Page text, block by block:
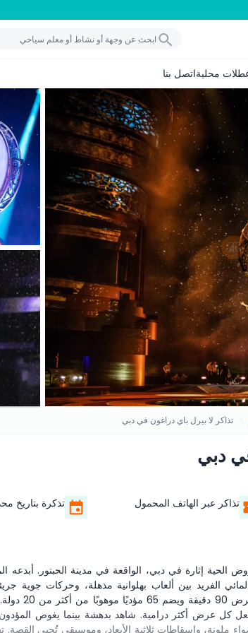
محليةاتصل بنا
تذاكر لا بيرل باي دراغون في دبي
دبي
تذاكر عبر الهاتف المحمول تذكرة بتاريخ
إثارة في دبي، الواقعة في مدينة الحبتور. أبدعه
الفريد بين ألعاب بهلوانية مذهلة، وحركات جوية
مدهشة ليخلق عرضًا
كل عرض أكثر درامية. شاهد بدهشة بينما يغوص
ملونة، وإسقاطات ثلاثية الأبعاد، وموسيقى تُحيي القصة.